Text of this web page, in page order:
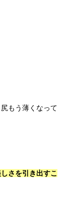
もう薄くなって
さを引き出すこ